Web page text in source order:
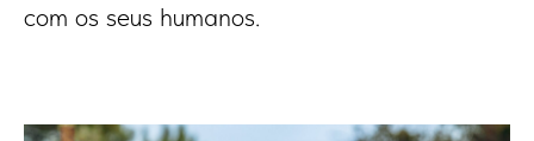
com os seus humanos.